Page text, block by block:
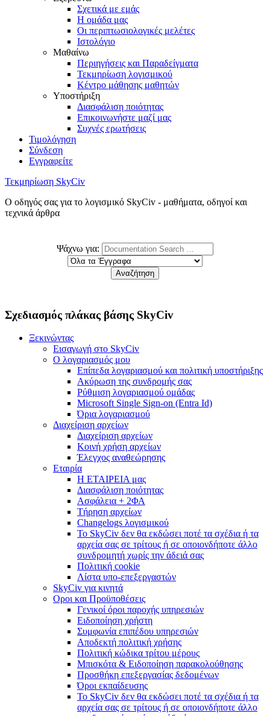
Σχετικά με εμάς
Η ομάδα μας
Οι περιπτωσιολογικές μελέτες
Ιστολόγιο
Μαθαίνω
Περιηγήσεις και Παραδείγματα
Τεκμηρίωση λογισμικού
Κέντρο μάθησης μαθητών
Υποστήριξη
Διασφάλιση ποιότητας
Επικοινωνήστε μαζί μας
Συχνές ερωτήσεις
Τιμολόγηση
Σύνδεση
Εγγραφείτε
Τεκμηρίωση SkyCiv
Ο οδηγός σας για το λογισμικό SkyCiv - μαθήματα, οδηγοί και
τεχνικά άρθρα
Ψάχνω για:
Σχεδιασμός πλάκας βάσης SkyCiv
Ξεκινώντας
Εισαγωγή στο SkyCiv
Ο λογαριασμός μου
Επίπεδα λογαριασμού και πολιτική υποστήριξης
Ακύρωση της συνδρομής σας
Ρύθμιση λογαριασμού ομάδας
Microsoft Single Sign-on (Entra Id)
Όρια λογαριασμού
Διαχείριση αρχείων
Διαχείριση αρχείων
Κοινή χρήση αρχείων
Έλεγχος αναθεώρησης
Εταιρία
Η ΕΤΑΙΡΕΙΑ μας
Διασφάλιση ποιότητας
Ασφάλεια + 2ΦΑ
Τήρηση αρχείων
Changelogs λογισμικού
Το SkyCiv δεν θα εκδώσει ποτέ τα σχέδια ή τα
αρχεία σας σε τρίτους ή σε οποιονδήποτε άλλο
συνδρομητή χωρίς την άδειά σας
Πολιτική cookie
Λίστα υπο-επεξεργαστών
SkyCiv για κινητά
Οροι και Προϋποθέσεις
Γενικοί όροι παροχής υπηρεσιών
Ειδοποίηση χρήστη
Συμφωνία επιπέδου υπηρεσιών
Αποδεκτή πολιτική χρήσης
Πολιτική κώδικα τρίτου μέρους
Μπισκότα & Ειδοποίηση παρακολούθησης
Προσθήκη επεξεργασίας δεδομένων
Όροι εκπαίδευσης
Το SkyCiv δεν θα εκδώσει ποτέ τα σχέδια ή τα
αρχεία σας σε τρίτους ή σε οποιονδήποτε άλλο